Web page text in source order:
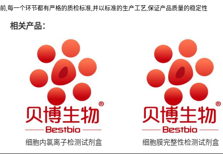
前,每一个环节都有严格的质检标准,并以标准的生产工艺,保证产品质量的稳定性
相关产品：
细胞内氯离子检测试剂盒 细胞膜完整性检测试剂盒